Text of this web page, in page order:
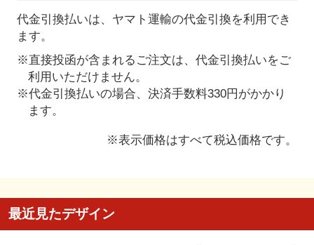
代金引換払いは、ヤマト運輸の代金引換を利用でき
ます。
※直接投函が含まれるご注文は、代金引換払いをご
利用いただけません。
※代金引換払いの場合、決済手数料330円がかかり
ます。
※表示価格はすべて税込価格です。
最近見たデザイン